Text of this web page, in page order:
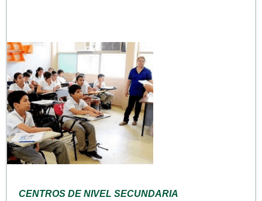
CENTROS DE NIVEL SECUNDARIA